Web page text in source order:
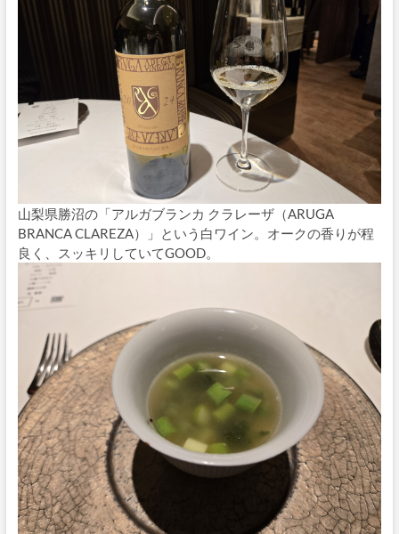
山梨県勝沼の「アルガブランカ クラレーザ（ARUGA
BRANCA CLAREZA）」という白ワイン。オークの香りが程
良く、スッキリしていてGOOD。